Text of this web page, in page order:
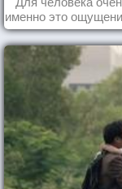
именно это